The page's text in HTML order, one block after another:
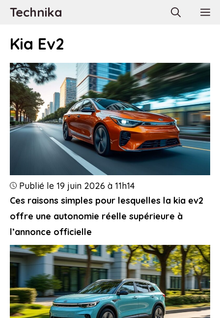
AllerTechnika
Kia Ev2
Ces raisons simples pour lesquelles la kia ev2
offre une autonomie réelle supérieure à
l’annonce officielle
Publié le 19 juin 2026 à 11h14